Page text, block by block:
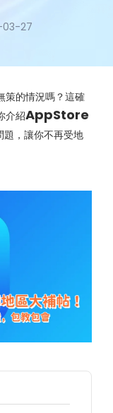
27
策的情況嗎？這確
介紹AppStore
題，讓你不再受地